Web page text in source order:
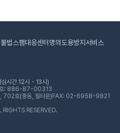
불법스팸대응센터 명의도용방지서비스
시간 12시 - 13시)
호: 886-87-00313
702호(중동, 필타운) FAX: 02-6958-9821
RESERVED.